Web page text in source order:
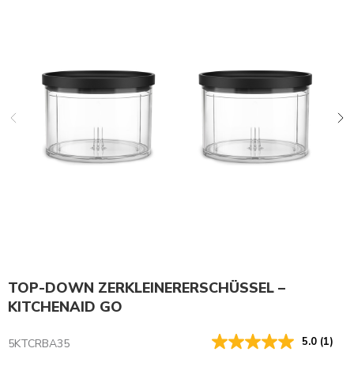
TOP-DOWN ZERKLEINERERSCHÜSSEL –
KITCHENAID GO
5KTCRBA35 5.0 (1)